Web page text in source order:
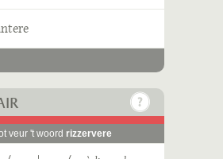
veur 't woord rizzervere